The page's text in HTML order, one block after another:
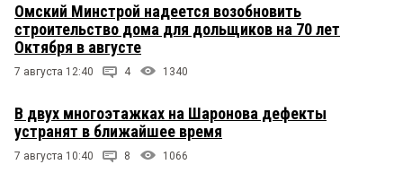
Омский Минстрой надеется возобновить
строительство дома для дольщиков на 70 лет
Октября в августе
7 августа 12:40 4 1340
В двух многоэтажках на Шаронова дефекты
устранят в ближайшее время
7 августа 10:40 8 1066